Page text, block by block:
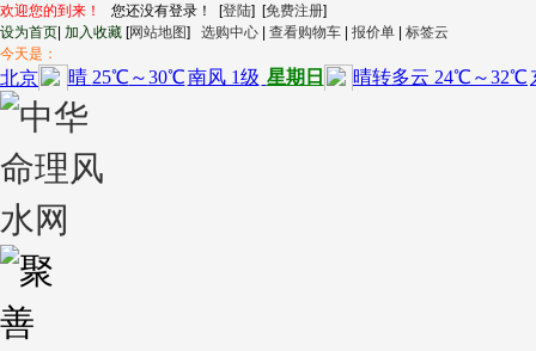
欢迎您的到来！ 您还没有登录！ [登陆] [免费注册]
设为首页 加入收藏 [网站地图] 选购中心 查看购物车 报价单
标签云
今天是：